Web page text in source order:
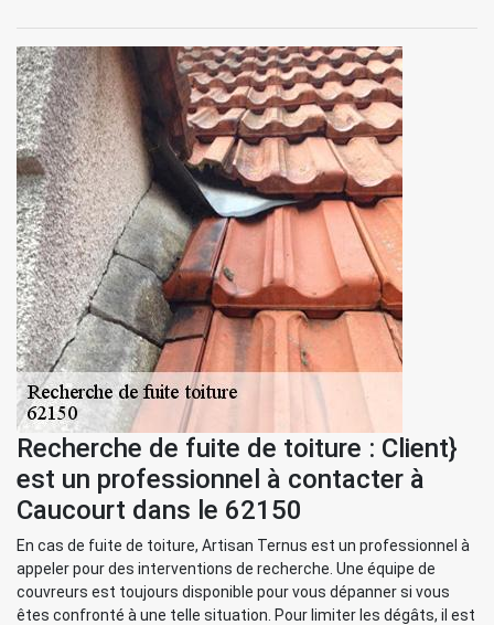
Recherche de fuite de toiture : Client}
est un professionnel à contacter à
Caucourt dans le 62150
En cas de fuite de toiture, Artisan Ternus est un professionnel à
appeler pour des interventions de recherche. Une équipe de
couvreurs est toujours disponible pour vous dépanner si vous
êtes confronté à une telle situation. Pour limiter les dégâts, il est